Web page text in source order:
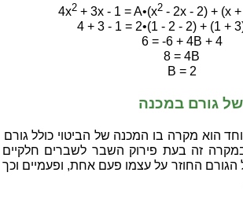
4x2+ 3x - 1 = A•(x2- 2x - 2) + (x +
4 + 3 - 1 = 2•(1 - 2 - 2) + (1 +
6 = -6 + 4B + 4
8 = 4B
B = 2
גורם במכנה
הוא מקרה בו המכנה של הביטוי כולל גורם
זה בעת פירוק השבר לשברים חלקיים
החוזר על עצמו פעם אחת, ופעמיים